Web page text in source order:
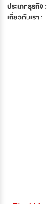
ประเภทธุรกิจ :
เกี่ยวกับเรา :